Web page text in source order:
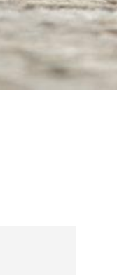
Инспирации и трендове